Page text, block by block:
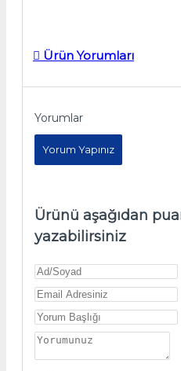
Ürün Yorumları
Yorumlar
Yorum Yapınız
Ürünü aşağıdan
yazabilirsiniz